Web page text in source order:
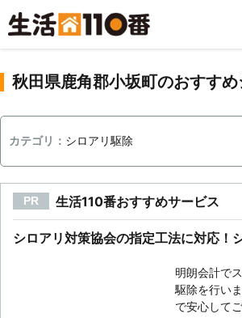
秋田県鹿角郡小坂町のおすす
カテゴリ： シロアリ駆除
PR 生活110番おすすめサービス
シロアリ対策協会の指定工法に対応！
明朗会計で
駆除を行い
で安心して